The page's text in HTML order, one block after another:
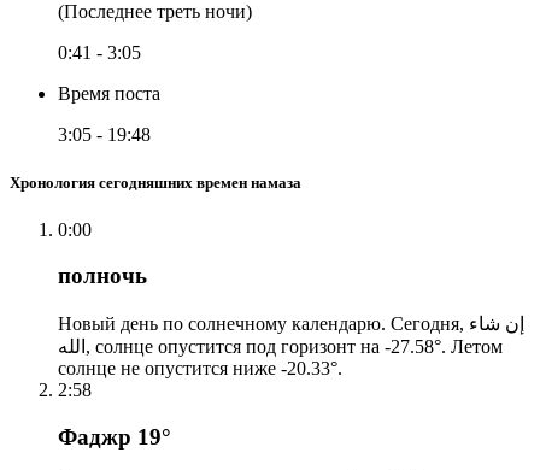
(Последнее треть ночи)
0:41 - 3:05
Время поста
3:05 - 19:48
Хронология сегодняшних времен намаза
0:00
полночь
Новый день по солнечному календарю. Сегодня, إن شاء
الله, солнце опустится под горизонт на -27.58°. Летом
солнце не опустится ниже -20.33°.
2:58
Фаджр 19°